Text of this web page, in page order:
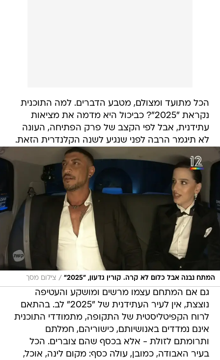
הכל מתועד ומצולם, מטבע הדברים. למה התוכנית
נקראת "2025"? כביכול היא מדמה את מציאות
עתידנית, אבל לפי הקצב של פרק הפתיחה, העונה
לא תיגמר הרבה לפני שנגיע לשנה הקלנדרית הזאת.
המתח נבנה אבל כלום לא קרה. קורין גדעון, "2025" / צילום מסך
גם אם המתחם עצמו מרשים ומושקע והעטיפה
נוצצת, אין לעיר העתידנית של "2025" לב. בהתאם
לרוח הקפיטליסטית של התקופה, מתמודדי התוכנית
אינם נמדדים באנושיותם, כישוריהם, חמלתם
ותרומתם לזולת - אלא בכסף שהם צוברים. הכל
בעיר האבודה, כמובן, עולה כסף: מקום לינה, אוכל,